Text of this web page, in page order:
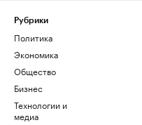
Рубрики
Политика
Экономика
Общество
Бизнес
Технологии и
медиа